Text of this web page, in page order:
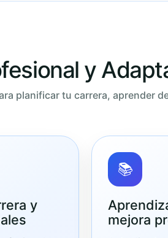
y
planificar tu carrera, aprender
y
📚
mejora